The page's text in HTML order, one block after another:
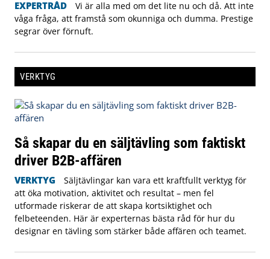
EXPERTRÅD
Vi är alla med om det lite nu och då. Att inte
våga fråga, att framstå som okunniga och dumma. Prestige
segrar över förnuft.
VERKTYG
Så skapar du en säljtävling som faktiskt
driver B2B-affären
VERKTYG
Säljtävlingar kan vara ett kraftfullt verktyg för
att öka motivation, aktivitet och resultat – men fel
utformade riskerar de att skapa kortsiktighet och
felbeteenden. Här är experternas bästa råd för hur du
designar en tävling som stärker både affären och teamet.